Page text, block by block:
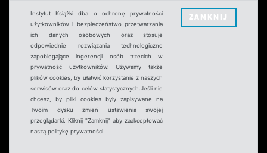
Instytut Książki dba o ochronę prywatności
użytkowników i bezpieczeństwo przetwarzania
ich danych osobowych oraz stosuje
odpowiednie rozwiązania technologiczne
zapobiegające ingerencji osób trzecich w
prywatność użytkowników. Używamy także
plików cookies, by ułatwić korzystanie z naszych
serwisów oraz do celów statystycznych.Jeśli nie
chcesz, by pliki cookies były zapisywane na
Twoim dysku zmień ustawienia swojej
przeglądarki. Kliknij "Zamknij" aby zaakceptować
naszą politykę prywatności.
ZAMKNIJ